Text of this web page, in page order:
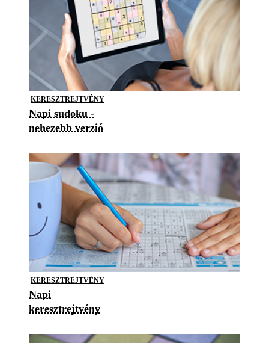
KERESZTREJTVÉNY
Napi sudoku -
nehezebb verzió
KERESZTREJTVÉNY
Napi
keresztrejtvény